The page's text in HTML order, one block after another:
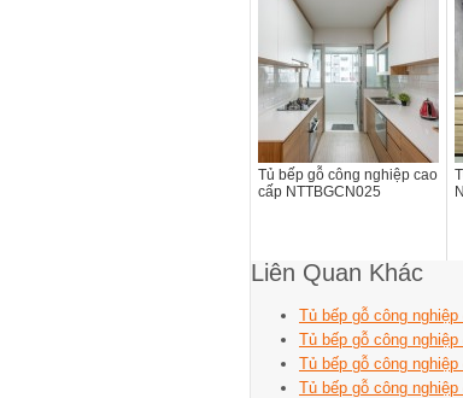
Tủ bếp gỗ công nghiệp cao
cấp NTTBGCN025
Liên Quan Khác
Tủ bếp gỗ công
Tủ bếp gỗ công
Tủ bếp gỗ công
Tủ bếp gỗ công